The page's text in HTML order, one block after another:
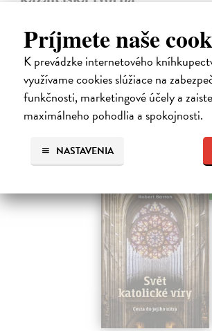
Príjmete naše
K prevádzke internetového
využívame cookies slúžiace na
funkčnosti, marketingové účely a
maximálneho pohodlia a spokojnosti.
NASTAVENIA
Ide o titul, ktorým naše vydavateľstvo pokračuje v
františkánskeho príspevku k našej kultúre.
Mokoš patril medzi najplodnejších a
autorov homiletickej…
Zasielame do 14 dní
18,00 €